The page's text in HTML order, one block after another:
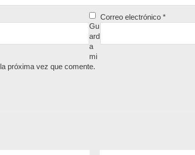
Correo electrónico*
Gu
ard
a
mi
próxima vez que comente.